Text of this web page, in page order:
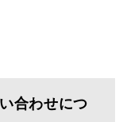
合わせにつ